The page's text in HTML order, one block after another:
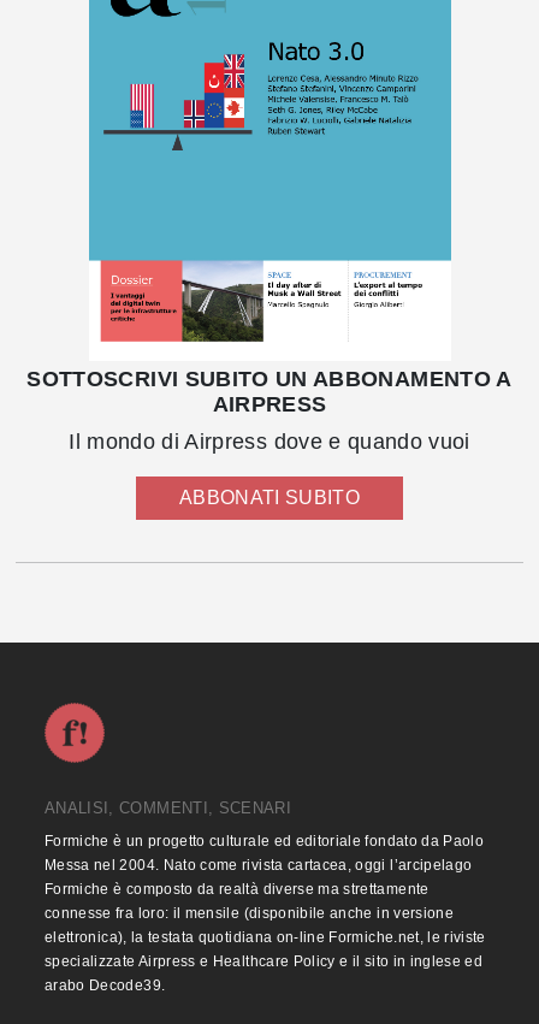
SOTTOSCRIVI SUBITO UN ABBONAMENTO A
AIRPRESS
Il mondo di Airpress dove e quando vuoi
ABBONATI SUBITO
ANALISI, COMMENTI, SCENARI
Formiche è un progetto culturale ed editoriale fondato da Paolo
Messa nel 2004. Nato come rivista cartacea, oggi l’arcipelago
Formiche è composto da realtà diverse ma strettamente
connesse fra loro: il mensile (disponibile anche in versione
elettronica), la testata quotidiana on-line Formiche.net, le riviste
specializzate Airpress e Healthcare Policy e il sito in inglese ed
arabo Decode39.